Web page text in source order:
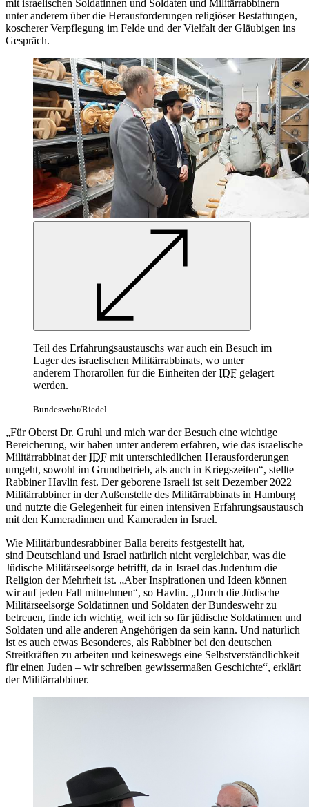
mit israelischen Soldatinnen und Soldaten und Militärrabbinern
unter anderem über die Herausforderungen religiöser Bestattungen,
koscherer Verpflegung im Felde und der Vielfalt der Gläubigen ins
Gespräch.
Teil des Erfahrungsaustauschs war auch ein Besuch im
Lager des israelischen Militärrabbinats, wo unter
anderem Thorarollen für die Einheiten derIDF gelagert
werden.
Bundeswehr/Riedel
„Für Oberst Dr. Gruhl und mich war der Besuch eine wichtige
Bereicherung, wir haben unter anderem erfahren, wie das israelische
Militärrabbinat derIDF mit unterschiedlichen Herausforderungen
umgeht, sowohl im Grundbetrieb, als auch in Kriegszeiten“, stellte
Rabbiner Havlin fest. Der geborene Israeli ist seit Dezember 2022
Militärrabbiner in der Außenstelle des Militärrabbinats in Hamburg
und nutzte die Gelegenheit für einen intensiven Erfahrungsaustausch
mit den Kameradinnen und Kameraden in Israel.
Wie Militärbundesrabbiner Balla bereits festgestellt hat,
sind Deutschland und Israel natürlich nicht vergleichbar, was die
Jüdische Militärseelsorge betrifft, da in Israel das Judentum die
Religion der Mehrheit ist. „Aber Inspirationen und Ideen können
wir auf jeden Fall mitnehmen“, so Havlin. „Durch die Jüdische
Militärseelsorge Soldatinnen und Soldaten der Bundeswehr zu
betreuen, finde ich wichtig, weil ich so für jüdische Soldatinnen und
Soldaten und alle anderen Angehörigen da sein kann. Und natürlich
ist es auch etwas Besonderes, als Rabbiner bei den deutschen
Streitkräften zu arbeiten und keineswegs eine Selbstverständlichkeit
für einen Juden – wir schreiben gewissermaßen Geschichte“, erklärt
der Militärrabbiner.